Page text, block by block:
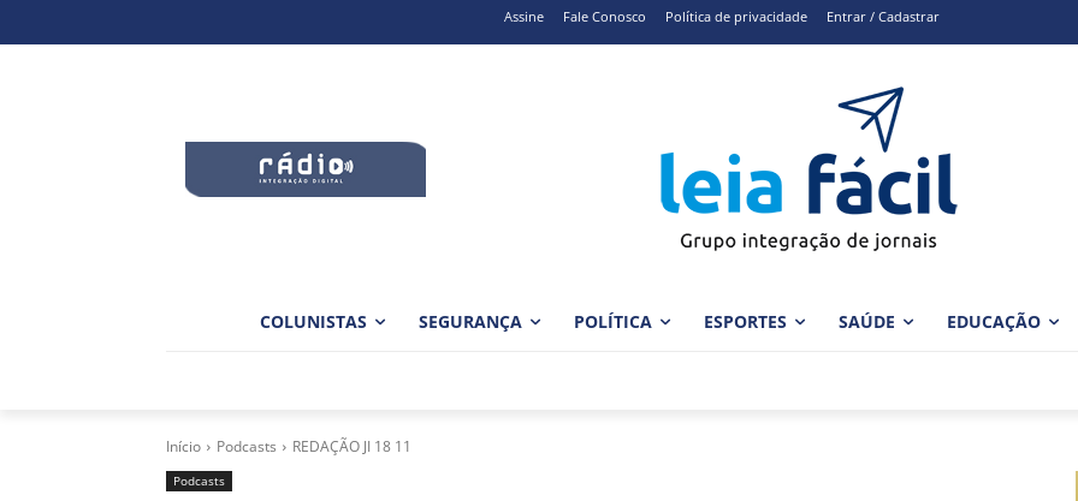
Assine Fale Conosco Política de privacidade Entrar / Cadastrar
COLUNISTAS SEGURANÇA POLÍTICA ESPORTES SAÚDE EDUCAÇÃO
Início Podcasts REDAÇÃO JI 18 11
Podcasts